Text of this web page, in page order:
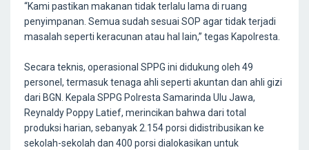
“Kami pastikan makanan tidak terlalu lama di ruang
penyimpanan. Semua sudah sesuai SOP agar tidak terjadi
masalah seperti keracunan atau hal lain,” tegas Kapolresta.
Secara teknis, operasional SPPG ini didukung oleh 49
personel, termasuk tenaga ahli seperti akuntan dan ahli gizi
dari BGN. Kepala SPPG Polresta Samarinda Ulu Jawa,
Reynaldy Poppy Latief, merincikan bahwa dari total
produksi harian, sebanyak 2.154 porsi didistribusikan ke
sekolah-sekolah dan 400 porsi dialokasikan untuk